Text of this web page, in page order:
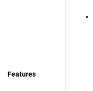
Features